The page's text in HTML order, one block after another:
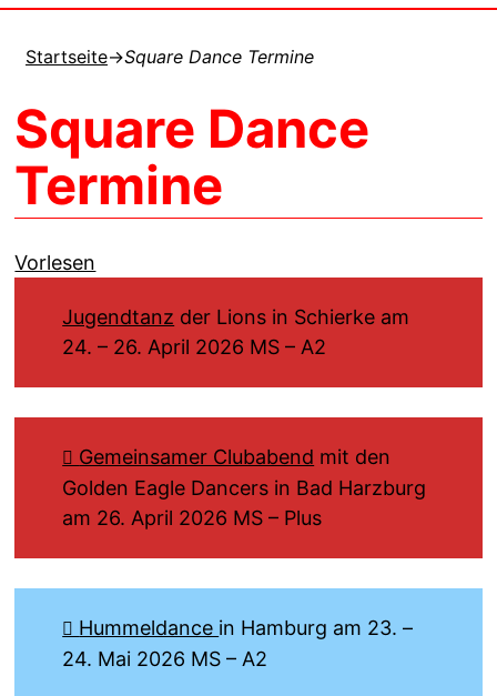
Startseite→Square Dance Termine
Square Dance
Termine
Vorlesen
Jugendtanz der Lions in Schierke am
24. – 26. April 2026 MS – A2
Gemeinsamer Clubabend mit den
Golden Eagle Dancers in Bad Harzburg
am 26. April 2026 MS – Plus
Hummeldance in Hamburg am 23. –
24. Mai 2026 MS – A2